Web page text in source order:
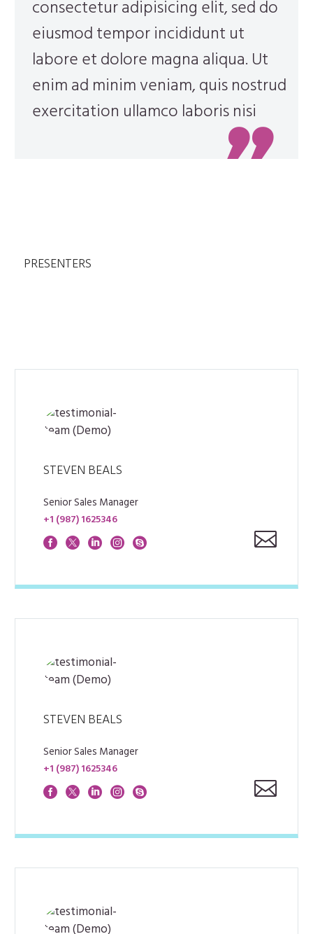
consectetur adipisicing elit, sed do
eiusmod tempor incididunt ut
labore et dolore magna aliqua. Ut
enim ad minim veniam, quis nostrud
exercitation ullamco laboris nisi
PRESENTERS
STEVEN BEALS
Senior Sales Manager
+1 (987) 1625346
STEVEN BEALS
Senior Sales Manager
+1 (987) 1625346